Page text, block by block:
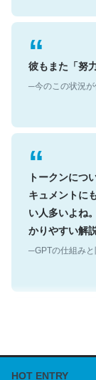
彼もまた「努
トークンにつ
キュメントに
い人多いよね
かりやすい解
https://
HOT ENTRY